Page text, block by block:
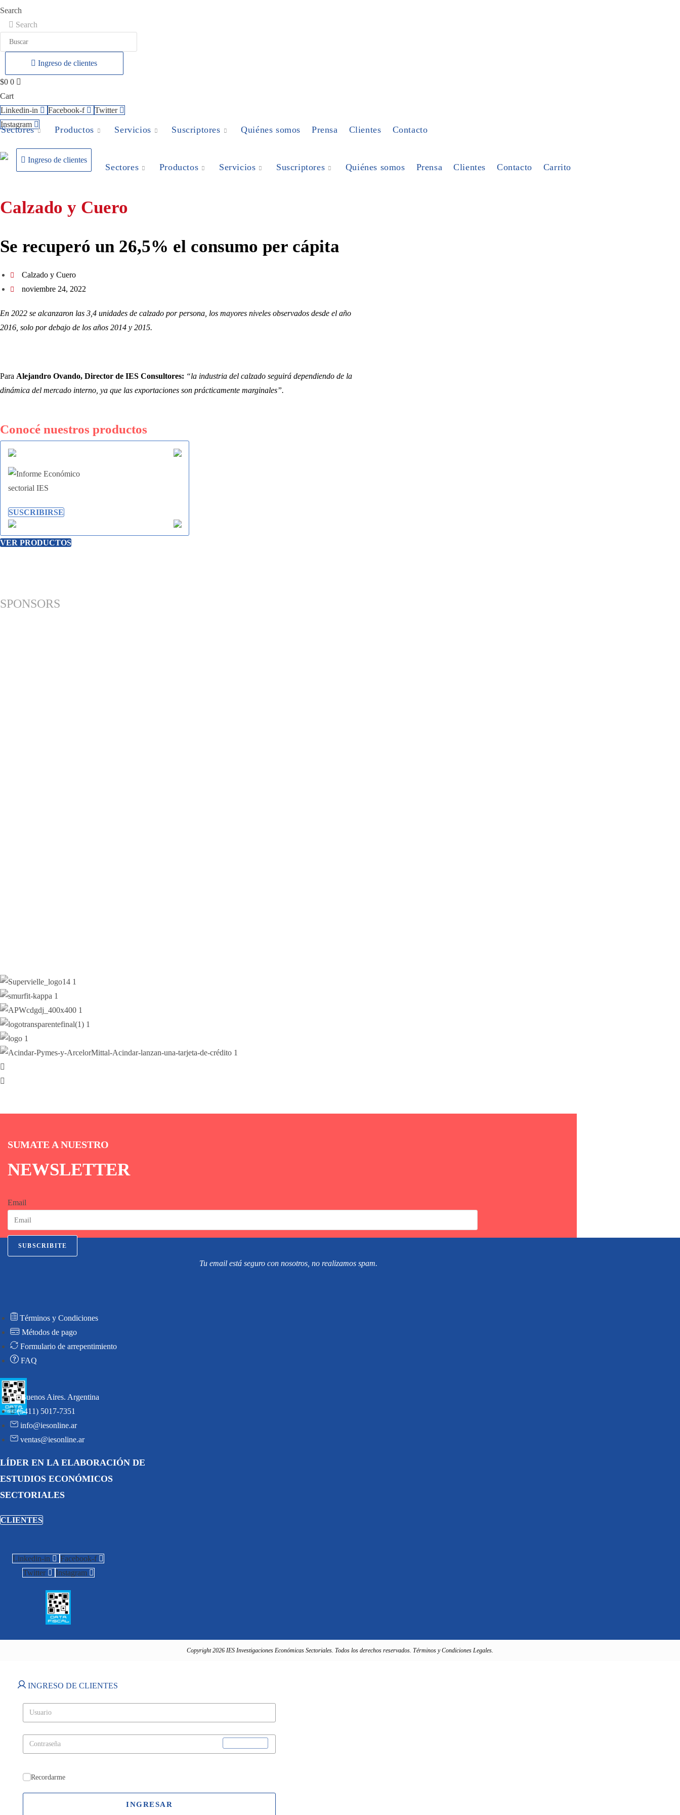
Ir
contenido
Search
Search
Ingreso de clientes
$0 0
Cart
Linkedin-in
Facebook-f
Twitter
Instagram
Sectores Productos Servicios Suscriptores Quiénes somos Prensa Clientes Contacto
Ingreso de clientes
Sectores Productos Servicios Suscriptores Quiénes somos Prensa Clientes Contacto Carrito
Calzado y Cuero
Se recuperó un 26,5% el consumo per cápita
Calzado y Cuero
noviembre 24, 2022
En 2022 se alcanzaron las 3,4 unidades de calzado por persona, los mayores niveles observados desde el año
2016, solo por debajo de los años 2014 y 2015.
Para Alejandro Ovando, Director de IES Consultores: “la industria del calzado seguirá dependiendo de la
dinámica del mercado interno, ya que las exportaciones son prácticamente marginales”.
Conocé nuestros productos
SUSCRIBIRSE
VER PRODUCTOS
SPONSORS
SUMATE A NUESTRO
NEWSLETTER
Email
SUBSCRIBITE
Tu email está seguro con nosotros, no realizamos spam.
Términos y Condiciones
Métodos de pago
Formulario de arrepentimiento
FAQ
Buenos Aires. Argentina
(5411) 5017-7351
info@iesonline.ar
ventas@iesonline.ar
LÍDER EN LA ELABORACIÓN DE
ESTUDIOS ECONÓMICOS
SECTORIALES
CLIENTES
Linkedin-in
Facebook-f
Twitter
Instagram
Copyright 2026 IES Investigaciones Económicas Sectoriales. Todos los derechos reservados. Términos y Condiciones Legales.
INGRESO DE CLIENTES
Recordarme
INGRESAR